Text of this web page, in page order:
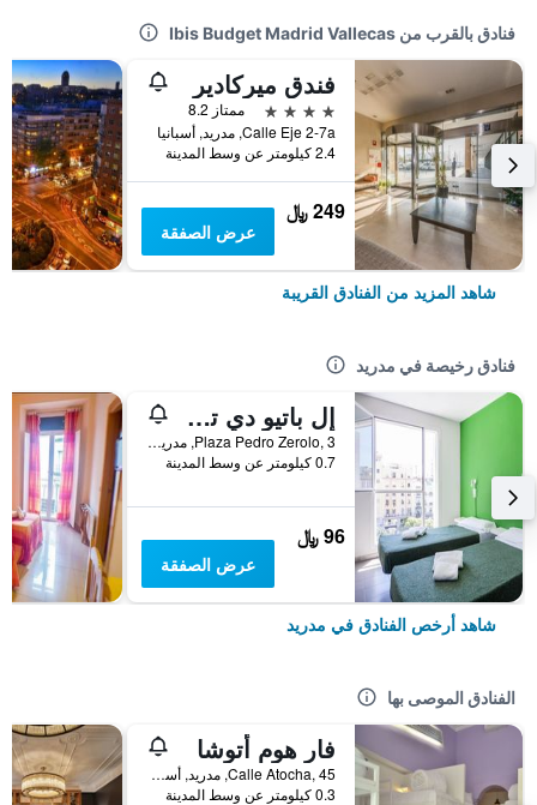
فنادق بالقرب من Ibis Budget Madrid Vallecas
فندق ميركادير
4 نجوم
ممتاز 8.2
Calle Eje 2-7a, مدريد, أسبانيا
2.4 كيلومتر عن وسط المدينة
249 ﷼
عرض الصفقة
شاهد المزيد من الفنادق القريبة
فنادق رخيصة في مدريد
إل باتيو دي تشويكا - هوستل
Plaza Pedro Zerolo, 3, مدريد, أسبانيا
0.7 كيلومتر عن وسط المدينة
96 ﷼
عرض الصفقة
شاهد أرخص الفنادق في مدريد
الفنادق الموصى بها
فار هوم أتوشا
Calle Atocha, 45, مدريد, أسبانيا
0.3 كيلومتر عن وسط المدينة